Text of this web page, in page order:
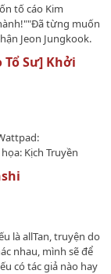
tố cáo Kim
từng muốn
Jeon Jungkook.
ra em cũng đã
phải là chính
rồi hay sao? Ngay
cậu gặp anh và đã
Nghe anh này,
lầm khi lần trước
không thể tìm
anh như anh chưa
Anh tin em sẽ
phải là
Không cho phép
Sư] Khởi
Kịch Truyền
thuộc về tác
Hương Đồng
dựa trên tác
chứa toàn bộ
Fanfic của Vong
là allTan, truyện do
nhau, mình sẽ để
có tác giả nào hay